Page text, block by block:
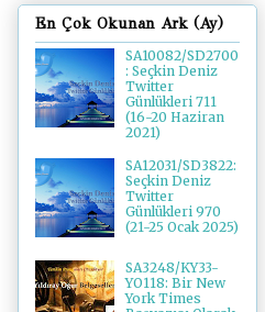
En Çok Okunan Ark (Ay)
SA10082/SD2700
: Seçkin Deniz
Twitter
Günlükleri 711
(16-20 Haziran
2021)
SA12031/SD3822:
Seçkin Deniz
Twitter
Günlükleri 970
(21-25 Ocak 2025)
SA3248/KY33-
YO118: Bir New
York Times